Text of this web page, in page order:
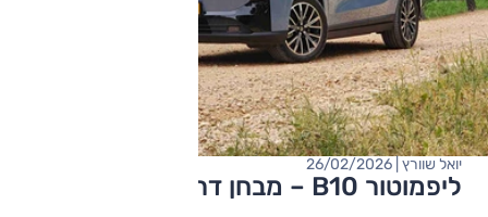
ליפמוטור B10 – מבחן דרכים
יואל שוורץ | 26/02/2026